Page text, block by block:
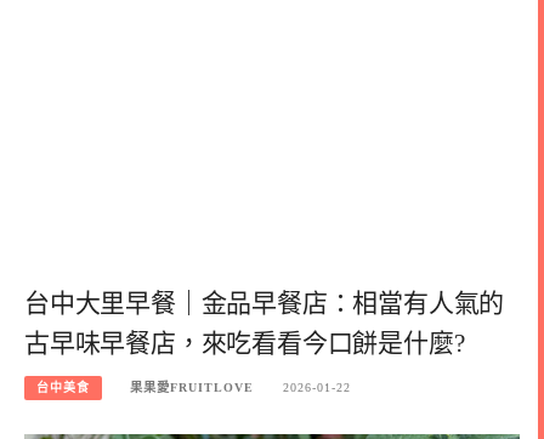
台中大里早餐｜金品早餐店：相當有人氣的
古早味早餐店，來吃看看今口餅是什麼?
台中美食 果果愛FRUITLOVE 2026-01-22